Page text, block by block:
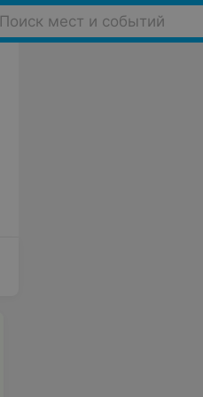
Поиск мест и событий